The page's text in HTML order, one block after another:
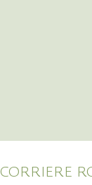
CORRIERE